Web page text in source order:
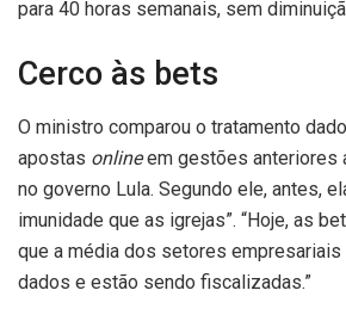
para 40 horas semanais, sem
Cerco às bets
O ministro comparou o tratamento
apostas onlineem gestões anteriores
no governo Lula. Segundo ele, antes,
imunidade que as igrejas”. “Hoje, as
que a média dos setores empresariais
dados e estão sendo fiscalizadas.”